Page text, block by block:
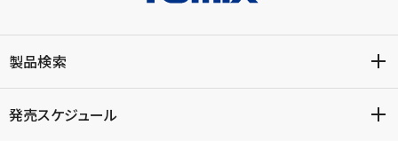
製品検索
発売スケジュール